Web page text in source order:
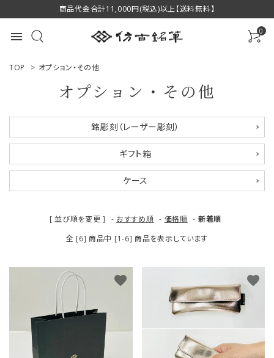
商品代金合計11,000円(税込)以上【送料無料】
menu 0
ACCOUNT MENU
ログイン 新規会員登録
ご利用ガイド
プライバシーポリシー
特定商取引法について
TOP > オプション・その他
オプション・その他
銘彫刻（レーザー彫刻）
ギフト箱
ケース
[ 並び順を変更 ] - おすすめ順 - 価格順 - 新着順
全 [6] 商品中 [1-6] 商品を表示しています
favorite favorite